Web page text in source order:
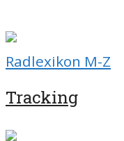
Radlexikon M-Z
Tracking